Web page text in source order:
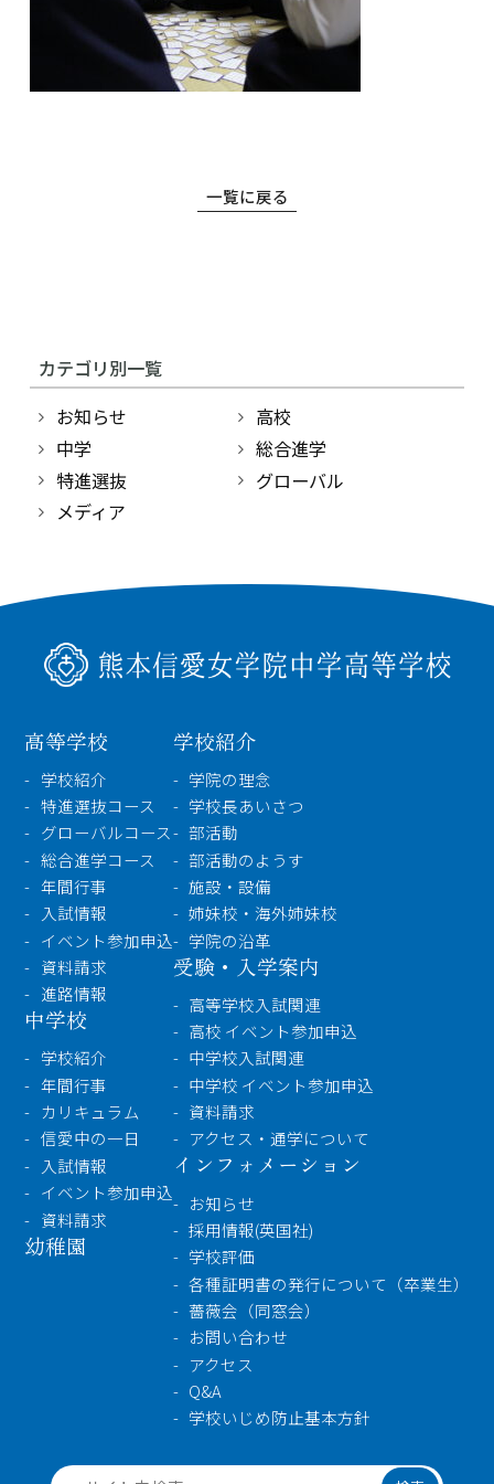
一覧に戻る
カテゴリ別一覧
お知らせ
高校
中学
総合進学
特進選抜
グローバル
メディア
高等学校
学校紹介
特進選抜コース
グローバルコース
総合進学コース
年間行事
入試情報
イベント参加申込
資料請求
進路情報
中学校
学校紹介
年間行事
カリキュラム
信愛中の一日
入試情報
イベント参加申込
資料請求
幼稚園
学校紹介
学院の理念
学校長あいさつ
部活動
部活動のようす
施設・設備
姉妹校・海外姉妹校
学院の沿革
受験・入学案内
高等学校入試関連
高校 イベント参加申込
中学校入試関連
中学校 イベント参加申込
資料請求
アクセス・通学について
インフォメーション
お知らせ
採用情報(英国社)
学校評価
各種証明書の発行について（卒業生）
薔薇会（同窓会）
お問い合わせ
アクセス
Q&A
学校いじめ防止基本方針
中学校
幼稚園
受験・入学案内
〒860-8557 熊本市中央区上林町3-18
096-354-5355